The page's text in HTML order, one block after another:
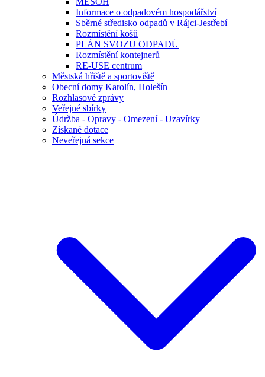
Informace o odpadovém hospodářství
Sběrné středisko odpadů v Rájci-Jestřebí
Rozmístění košů
PLÁN SVOZU ODPADŮ
Rozmístění kontejnerů
RE-USE centrum
Městská hřiště a sportoviště
Obecní domy Karolín, Holešín
Rozhlasové zprávy
Veřejné sbírky
Údržba - Opravy - Omezení - Uzavírky
Získané dotace
Neveřejná sekce